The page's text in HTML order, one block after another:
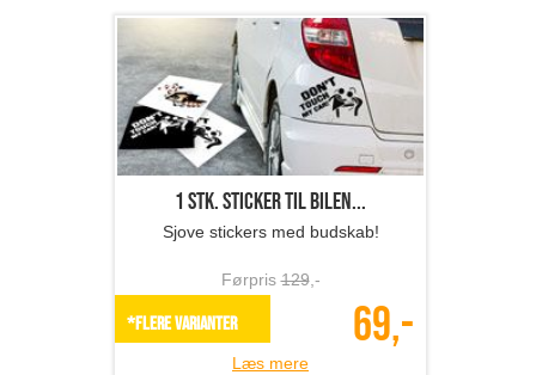
1 stk. sticker til bilen...
Sjove stickers med budskab!
Førpris129,-
*Flere varianter 69,-
Læs mere